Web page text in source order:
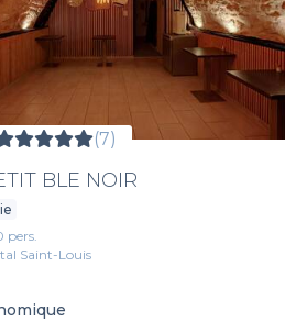
(7)
BLE NOIR
pers.
Saint-Louis